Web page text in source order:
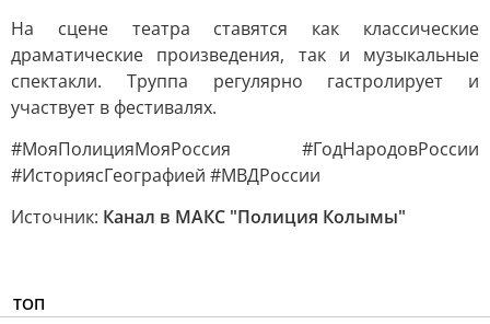
На сцене театра ставятся как классические
драматические произведения, так и музыкальные
спектакли. Труппа регулярно гастролирует и
участвует в фестивалях.
#МояПолицияМояРоссия #ГодНародовРоссии
#ИсториясГеографией #МВДРоссии
Источник: Канал в МАКС "Полиция Колымы"
ТОП